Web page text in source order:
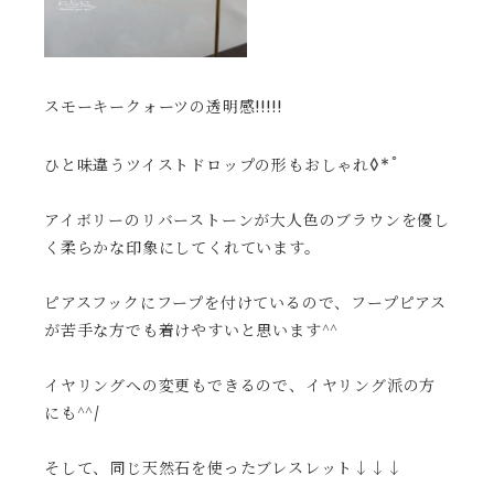
スモーキークォーツの透明感!!!!!
ひと味違うツイストドロップの形もおしゃれ◊*ﾟ
アイボリーのリバーストーンが大人色のブラウンを優し
く柔らかな印象にしてくれています。
ピアスフックにフープを付けているので、フープピアス
が苦手な方でも着けやすいと思います^^
イヤリングへの変更もできるので、イヤリング派の方
にも^^/
そして、同じ天然石を使ったブレスレット↓↓↓